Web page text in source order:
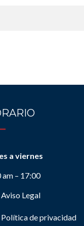
a viernes
am – 17:00
Aviso Legal
Política de privacidad